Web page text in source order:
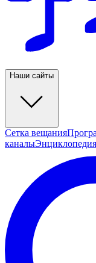
Наши сайты
Сетка вещания
каналыЭнциклопедия